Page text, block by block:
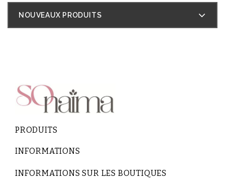
NOUVEAUX PRODUITS
PRODUITS
INFORMATIONS
INFORMATIONS SUR LES BOUTIQUES